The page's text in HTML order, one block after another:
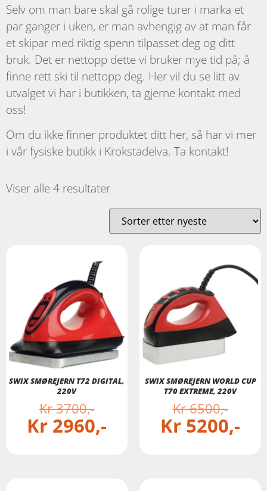
Selv om man bare skal gå rolige turer i marka et
par ganger i uken, er man avhengig av at man får
et skipar med riktig spenn tilpasset deg og ditt
bruk. Det er nettopp dette vi bruker mye tid på; å
finne rett ski til nettopp deg. Her vil du se litt av
utvalget vi har i butikken, ta gjerne kontakt med
oss!
Om du ikke finner produktet ditt her, så har vi mer
i vår fysiske butikk i Krokstadelva. Ta kontakt!
Viser alle 4 resultater
SWIX SMØREJERN T72 DIGITAL,
220V
Kr3700
Kr 2960
SWIX SMØREJERN WORLD CUP
T70 EXTREME, 220V
Kr6500
Kr 5200